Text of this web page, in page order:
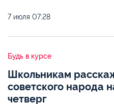
7 июля 07:28
Будь в курсе
Школьникам
советского народа
четверг